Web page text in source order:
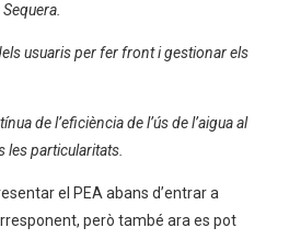
usuaris per fer front i gestionar els
de l’eficiència de l’ús de l’aigua al
les particularitats.
el PEA abans d’entrar a
però també ara es pot